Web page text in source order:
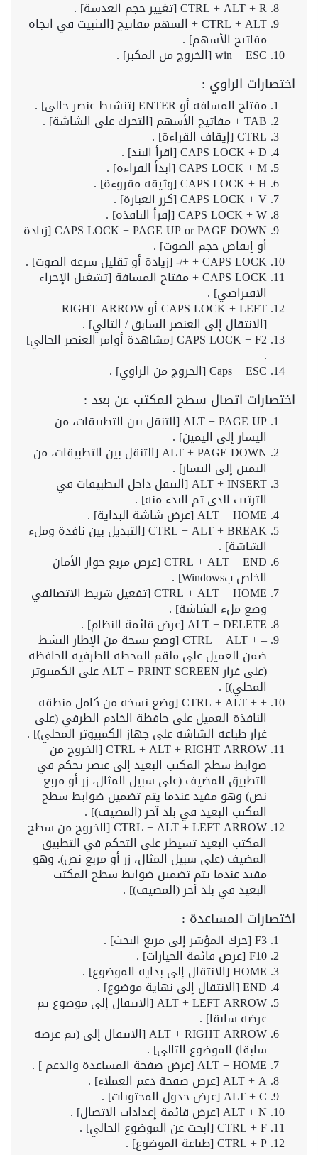
CTRL + ALT + R [تغيير حجم العدسة] .
CTRL + ALT + السهم مفاتيح [التثبيت في اتجاه
مفاتيح الأسهم] .
win + ESC [الخروج من المكبر] .
اختصارات الراوي :
مفتاح المسافة أو ENTER [تنشيط عنصر حالي] .
TAB + مفاتيح الأسهم [التحرك على الشاشة] .
CTRL [إيقاف القراءة] .
CAPS LOCK + D [اقرأ البند] .
CAPS LOCK + M [ابدأ القراءة] .
CAPS LOCK + H [وثيقة مقروءة] .
CAPS LOCK + V [كرر العبارة] .
CAPS LOCK + W [إقرأ النافذة] .
CAPS LOCK + PAGE UP or PAGE DOWN [زيادة
أو إنقاص حجم الصوت] .
CAPS LOCK + +/- [زيادة أو تقليل سرعة الصوت] .
CAPS LOCK + مفتاح المسافة [تشغيل الإجراء
الافتراضي] .
CAPS LOCK + LEFT أو RIGHT ARROW
[الانتقال إلى العنصر السابق / التالي] .
CAPS LOCK + F2 [مشاهدة أوامر العنصر الحالي]
.
Caps + ESC [الخروج من الراوي] .
اختصارات اتصال سطح المكتب عن بعد :
ALT + PAGE UP [التنقل بين التطبيقات، من
اليسار إلى اليمين] .
ALT + PAGE DOWN [التنقل بين التطبيقات، من
اليمين إلى اليسار] .
ALT + INSERT [التنقل داخل التطبيقات في
الترتيب الذي تم البدء منه] .
ALT + HOME [عرض شاشة البداية] .
CTRL + ALT + BREAK [التبديل بين نافذة وملء
الشاشة] .
CTRL + ALT + END [عرض مربع حوار الأمان
الخاص بWindows] .
CTRL + ALT + HOME [تفعيل شريط الاتصالفي
وضع ملء الشاشة] .
ALT + DELETE [عرض قائمة النظام] .
– + CTRL + ALT [وضع نسخة من الإطار النشط
ضمن العميل على ملقم المحطة الطرفية الحافظة
(على غرار ALT + PRINT SCREEN على الكمبيوتر
المحلي)] .
+ + CTRL + ALT [وضع نسخة من كامل منطقة
النافذة العميل على حافظة الخادم الطرفي (على
غرار طباعة الشاشة على جهاز الكمبيوتر المحلي)] .
CTRL + ALT + RIGHT ARROW [الخروج من
ضوابط سطح المكتب البعيد إلى عنصر تحكم في
التطبيق المضيف (على سبيل المثال، زر أو مربع
نص) وهو مفيد عندما يتم تضمين ضوابط سطح
المكتب البعيد في بلد آخر (المضيف)] .
CTRL + ALT + LEFT ARROW [الخروج من سطح
المكتب البعيد تسيطر على التحكم في التطبيق
المضيف (على سبيل المثال، زر أو مربع نص). وهو
مفيد عندما يتم تضمين ضوابط سطح المكتب
البعيد في بلد آخر (المضيف)] .
اختصارات المساعدة :
F3 [حرك المؤشر إلى مربع البحث] .
F10 [عرض قائمة الخيارات] .
HOME [الانتقال إلى بداية الموضوع] .
END [الانتقال إلى نهاية موضوع] .
ALT + LEFT ARROW [الانتقال إلى موضوع تم
عرضه سابقا] .
ALT + RIGHT ARROW [الانتقال إلى (تم عرضه
سابقا) الموضوع التالي] .
ALT + HOME [عرض صفحة المساعدة والدعم ] .
ALT + A [عرض صفحة دعم العملاء] .
ALT + C [عرض جدول المحتويات] .
ALT + N [عرض قائمة إعدادات الاتصال] .
CTRL + F [ابحث عن الموضوع الحالي] .
CTRL + P [طباعة الموضوع] .